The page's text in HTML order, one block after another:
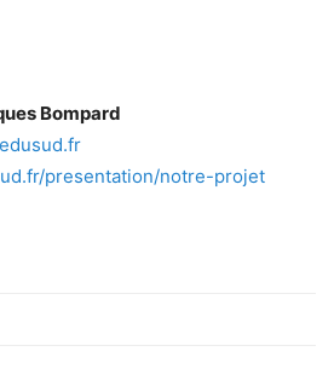
Bompard
presentation/notre-projet